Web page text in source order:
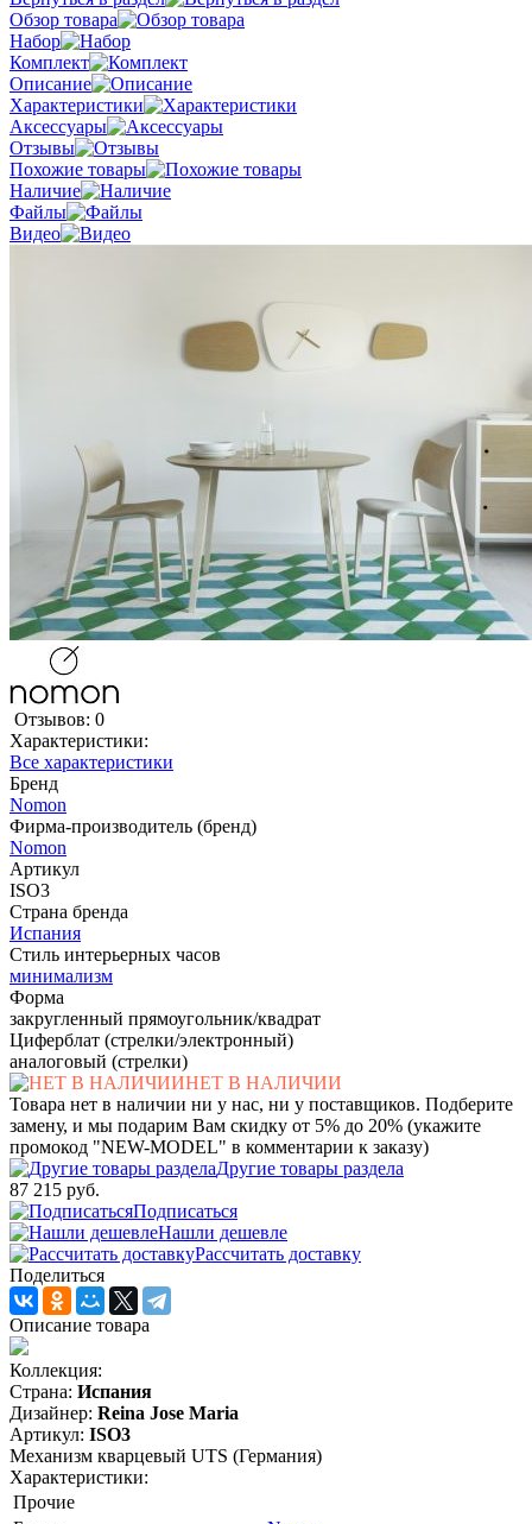
Обзор товара
Набор
Комплект
Описание
Характеристики
Аксессуары
Отзывы
Похожие товары
Наличие
Файлы
Видео
Отзывов: 0
Характеристики:
Все характеристики
Бренд
Nomon
Фирма-производитель (бренд)
Nomon
Артикул
ISO3
Страна бренда
Испания
Стиль интерьерных часов
минимализм
Форма
закругленный прямоугольник/квадрат
Циферблат (стрелки/электронный)
аналоговый (стрелки)
НЕТ В НАЛИЧИИ
Товара нет в наличии ни у нас, ни у поставщиков. Подберите
замену, и мы подарим Вам скидку от 5% до 20% (укажите
промокод "NEW-MODEL" в комментарии к заказу)
Другие товары раздела
87 215 руб.
Подписаться
Нашли дешевле
Рассчитать доставку
Поделиться
Описание товара
Коллекция:
Страна: Испания
Дизайнер: Reina Jose Maria
Артикул: ISO3
Механизм кварцевый UTS (Германия)
Характеристики:
Прочие